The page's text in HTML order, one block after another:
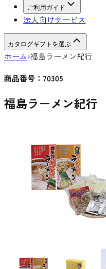
ご利用ガイド
法人向けサービス
カタログギフトを選ぶ
ホーム›福島ラーメン紀行
商品番号： 70305
福島ラーメン紀行